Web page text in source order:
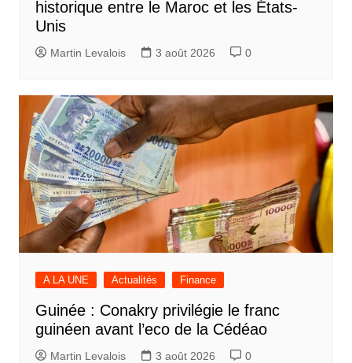
historique entre le Maroc et les États-
Unis
Martin Levalois 3 août 2026 0
A LA UNE Actualités Finance
Guinée : Conakry privilégie le franc
guinéen avant l’eco de la Cédéao
Martin Levalois 3 août 2026 0